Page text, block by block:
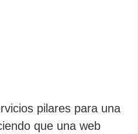
pilares para una
que una web